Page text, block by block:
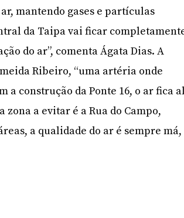
mantendo gases e partículas
da Taipa vai ficar
do ar”, comenta Ágata Dias. A
Ribeiro, “uma artéria onde
a construção da Ponte 16, o ar fica
zona a evitar é a Rua do Campo,
a qualidade do ar é sempre má,